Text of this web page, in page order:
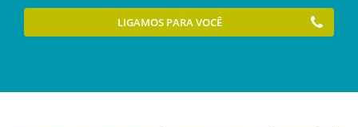
LIGAMOS PARA VOCÊ